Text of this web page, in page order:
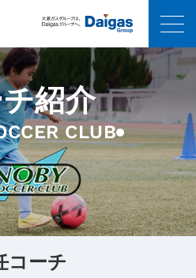
紹介
CLUB
コーチ